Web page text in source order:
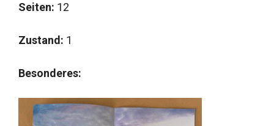
Seiten: 12
Zustand: 1
Besonderes: